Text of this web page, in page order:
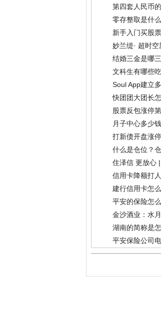
第四套人民币
零存整取是什
新手入门买股
妙兰缇· 超时
结婚三金是哪
文科生有哪些
Soul App建立
快团团大团长
股票反包涨停
月子中心多少
打新债开盘涨
什么是仓位？
住泽信 更放心
信用卡降额打
建行信用卡怎
平安的保险怎
金沙酒业：水
湖南的简称是
平安保险公司